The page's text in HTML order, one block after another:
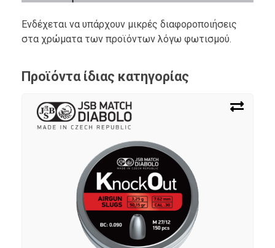
Ενδέχεται να υπάρχουν μικρές διαφοροποιήσεις
στα χρώματα των προϊόντων λόγω φωτισμού.
Προϊόντα ίδιας κατηγορίας